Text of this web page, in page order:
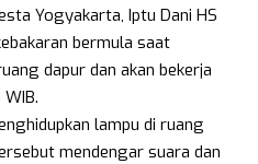
Yogyakarta, Iptu Dani HS
bermula saat
dapur dan akan bekerja
lampu di ruang
mendengar suara dan